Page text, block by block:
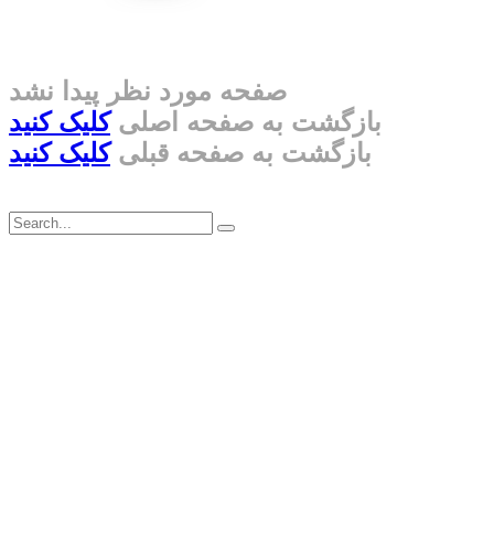
صفحه مورد نظر پیدا نشد
بازگشت به صفحه اصلیکلیک کنید
بازگشت به صفحه قبلیکلیک کنید